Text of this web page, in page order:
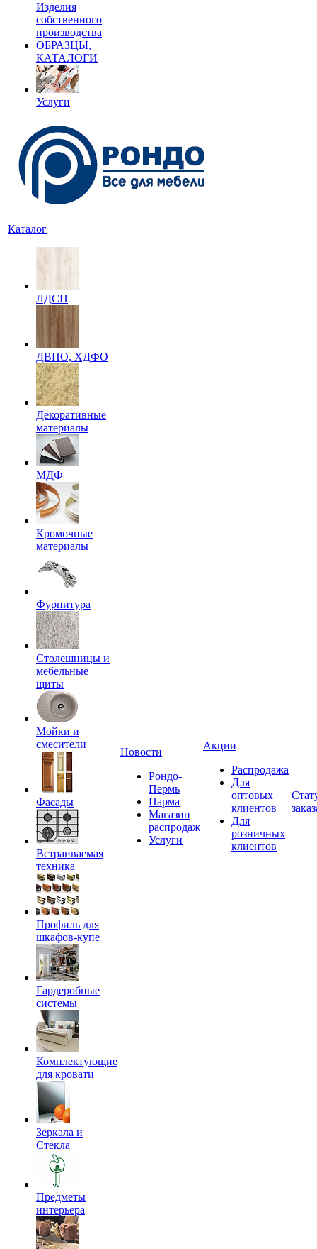
Изделия
собственного
производства
ОБРАЗЦЫ,
КАТАЛОГИ
Услуги
Каталог
ЛДСП
ДВПО, ХДФО
Декоративные
материалы
МДФ
Кромочные
материалы
Фурнитура
Столешницы и
мебельные
щиты
Мойки и
смесители
Фасады
Встраиваемая
техника
Профиль для
шкафов-купе
Гардеробные
системы
Комплектующие
для кровати
Зеркала и
Стекла
Предметы
интерьера
Новости
Рондо-
Пермь
Парма
Магазин
распродаж
Услуги
Акции
Распродажа
Для
оптовых
клиентов
Для
розничных
клиентов